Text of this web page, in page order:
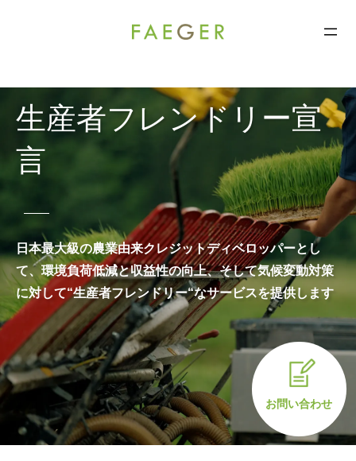
キ
生産者フレンドリー宣
言
日本最大級の農業由来クレジットディベロッパーとし
て、環境負荷低減と収益性の向上、そして気候変動対策
に対して“生産者フレンドリー“なサービスを提供します
お問い合わせ